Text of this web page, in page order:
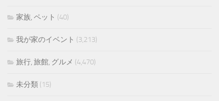
家族, ペット (40)
我が家のイベント (3,213)
旅行, 旅館, グルメ (4,470)
未分類 (15)